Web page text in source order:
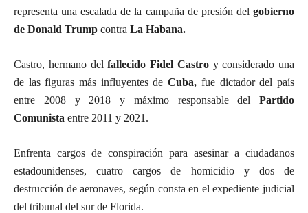
representa una escalada de la campaña de presión del gobierno
de Donald Trump contra La Habana.
Castro, hermano delfallecido Fidel Castroy considerado una
de las figuras más influyentes deCuba, fue dictador del país
entre 2008 y 2018 y máximo responsable del Partido
Comunista entre 2011 y 2021.
Enfrenta cargos de conspiración para asesinar a ciudadanos
estadounidenses, cuatro cargos de homicidio y dos de
destrucción de aeronaves, según consta en el expediente judicial
del tribunal del sur de Florida.